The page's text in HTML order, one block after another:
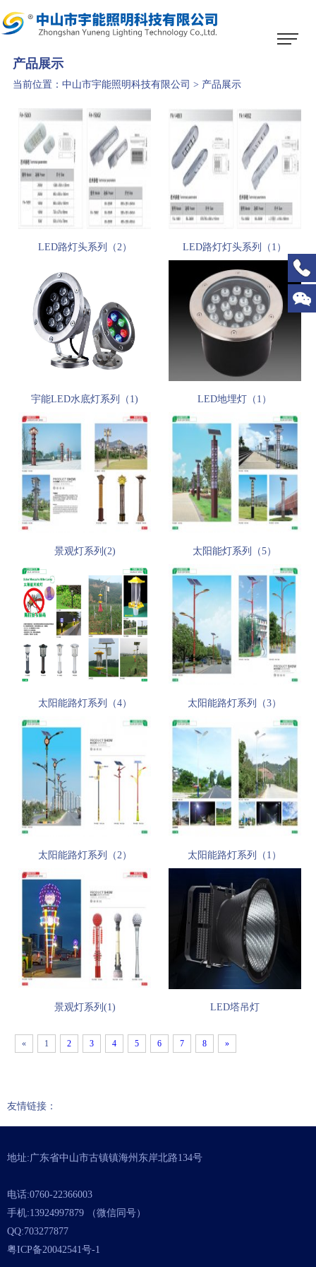
1
产品展示
当前位置： 中山市宇能照明科技有限公司 > 产品展示
LED路灯头系列（2） LED路灯灯头系列（1）
宇能LED水底灯系列（1) LED地埋灯（1）
景观灯系列(2) 太阳能灯系列（5）
太阳能路灯系列（4） 太阳能路灯系列（3）
太阳能路灯系列（2） 太阳能路灯系列（1）
景观灯系列(1) LED塔吊灯
« 1 2 3 4 5 6 7 8 »
友情链接：
地址:广东省中山市古镇镇海州东岸北路134号
电话:0760-22366003
手机:13924997879 （微信同号）
QQ:703277877
粤ICP备20042541号-1